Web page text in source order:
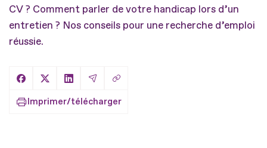
CV ? Comment parler de votre handicap lors d’un
entretien ? Nos conseils pour une recherche d’emploi
réussie.
Partager sur Facebook
Partager sur X
Partager sur LinkedIn
Partager par Email
Copier le lien
Imprimer/télécharger